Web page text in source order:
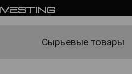
Сырьевые товары